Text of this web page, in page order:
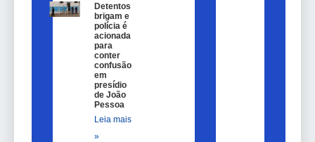
Detentos
brigam e
polícia é
acionada
para
conter
confusão
em
presídio
de João
Pessoa
Leia mais
»